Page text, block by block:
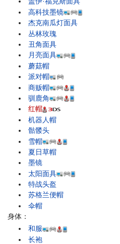
高科技墨镜
杰克南瓜灯面具
丛林玫瑰
丑角面具
月亮面具
蘑菇帽
派对帽
商贩帽
驯鹿角
红帽
机器人帽
骷髅头
雪帽
夏日草帽
墨镜
太阳面具
特战头盔
苏格兰便帽
伞帽
身体：
和服
长袍